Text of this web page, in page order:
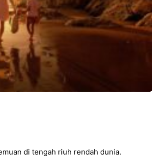
di tengah riuh rendah dunia.